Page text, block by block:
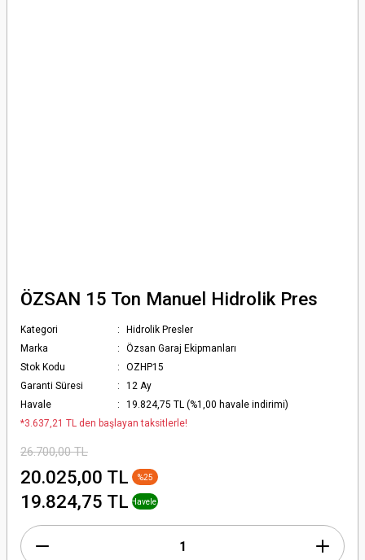
ÖZSAN 15 Ton Manuel Hidrolik Pres
Kategori
Hidrolik Presler
Marka
Özsan Garaj Ekipmanları
Stok Kodu
OZHP15
Garanti Süresi
12 Ay
Havale
19.824,75 TL (%1,00 havale indirimi)
*3.637,21 TL den başlayan taksitlerle!
26.700,00 TL
20.025,00 TL %25
19.824,75 TL Havele